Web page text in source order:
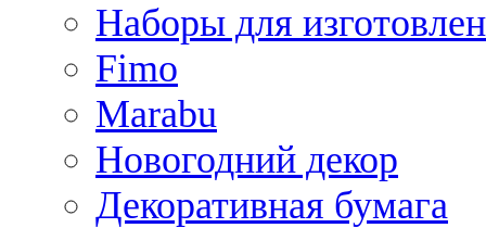
Наборы для
Fimo
Marabu
Новогодний декор
Декоративная бумага